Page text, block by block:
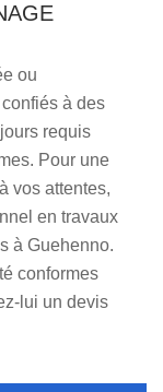
ou
à des
requis
Pour une
vos attentes,
en travaux
à Guehenno.
conformes
lui un devis